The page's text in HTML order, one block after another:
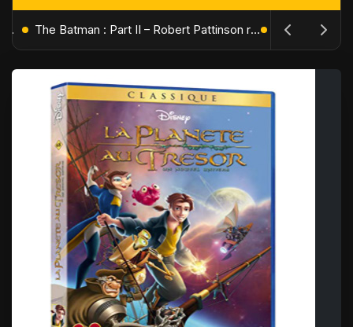
L'Âge de Glace : Le Réveil du Volcan – Manny, Sid et Diego de retour pour une aventure explosive The Batman : Part II – Robert Pattinson replonge dans les ténèbres de Gotham dès octobre 2027